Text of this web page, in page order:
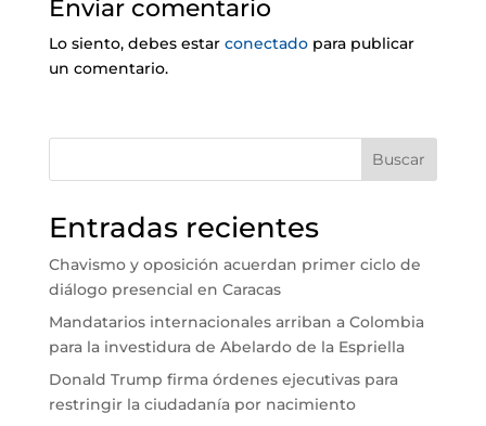
Enviar comentario
Lo siento, debes estar conectadopara publicar
un comentario.
Buscar
Entradas recientes
Chavismo y oposición acuerdan primer ciclo de
diálogo presencial en Caracas
Mandatarios internacionales arriban a Colombia
para la investidura de Abelardo de la Espriella
Donald Trump firma órdenes ejecutivas para
restringir la ciudadanía por nacimiento